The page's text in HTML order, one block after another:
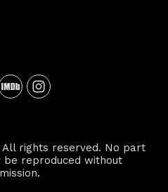
All rights reserved. No part
reproduced without